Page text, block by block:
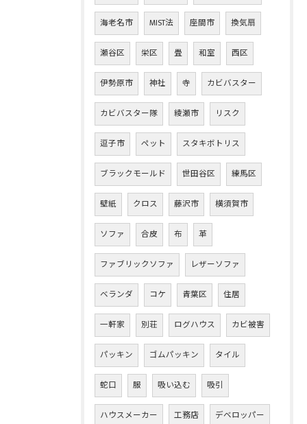
海老名市 MIST法 座間市 換気扇
瀬谷区 栄区 畳 和室 西区
伊勢原市 神社 寺 カビバスター
カビバスター隊 綾瀬市 リスク
逗子市 ペット スタキボトリス
ブラックモールド 世田谷区 練馬区
壁紙 クロス 藤沢市 横須賀市
ソファ 合皮 布 革
ファブリックソファ レザーソファ
ベランダ コケ 青葉区 住居
一軒家 別荘 ログハウス カビ被害
パッキン ゴムパッキン タイル
蛇口 服 吸い込む 吸引
ハウスメーカー 工務店 デベロッパー